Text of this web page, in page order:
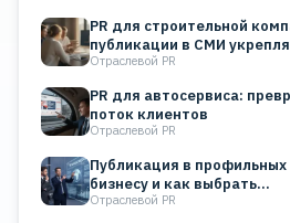
PR для строительной
публикации в СМИ
Отраслевой PR
PR для автосервиса:
поток клиентов
Отраслевой PR
Публикация в
бизнесу и как выбрать…
Отраслевой PR